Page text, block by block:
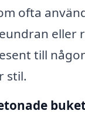
ofta
eller
till
stil.